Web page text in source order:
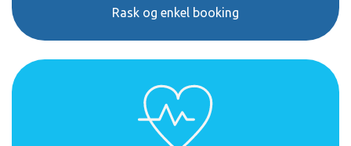
Rask og enkel booking